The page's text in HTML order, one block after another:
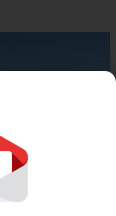
con miedo a una
familiar, ese miedo